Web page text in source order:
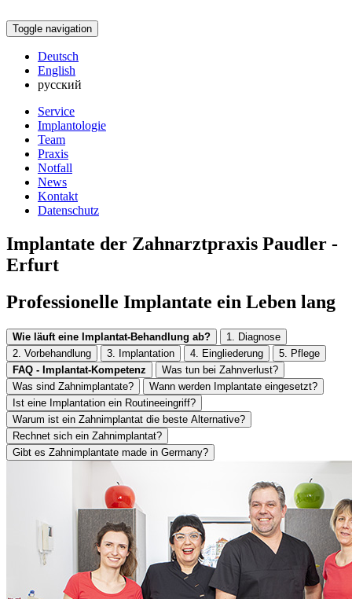
Toggle navigation
Deutsch
English
русский
Service
Implantologie
Team
Praxis
Notfall
News
Kontakt
Datenschutz
Implantate der Zahnarztpraxis Paudler -
Erfurt
Professionelle Implantate ein Leben lang
Wie läuft eine Implantat-Behandlung ab?
1. Diagnose
2. Vorbehandlung
3. Implantation 4. Eingliederung
5. Pflege
FAQ - Implantat-Kompetenz
Was tun bei Zahnverlust?
Was sind Zahnimplantate?
Wann werden Implantate eingesetzt?
Ist eine Implantation ein Routineeingriff?
Warum ist ein Zahnimplantat die beste Alternative?
Rechnet sich ein Zahnimplantat?
Gibt es Zahnimplantate made in Germany?